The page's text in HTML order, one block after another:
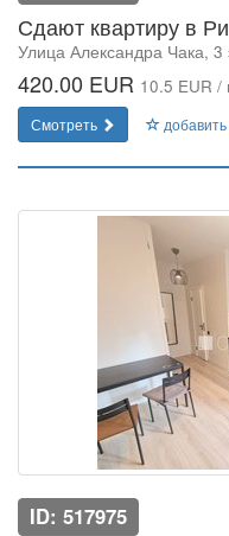
Сдают квартиру в
Улица Александра Чака,
420.00 EUR 10.5 EUR /
Смотреть
ID: 517975